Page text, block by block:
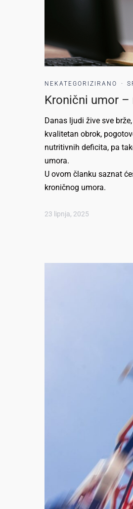
NEKATEGORIZIRANO ·
Kronični umor
Danas ljudi žive sve
kvalitetan obrok,
nutritivnih deficita, pa
umora.
U ovom članku saznat
kroničnog umora.
23 lipnja, 2025